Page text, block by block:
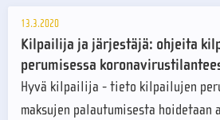
13.3.2020
Kilpailija ja järjestäjä: ohjeita
perumisessa
Hyvä kilpailija - tieto kilpailujen
maksujen palautumisesta